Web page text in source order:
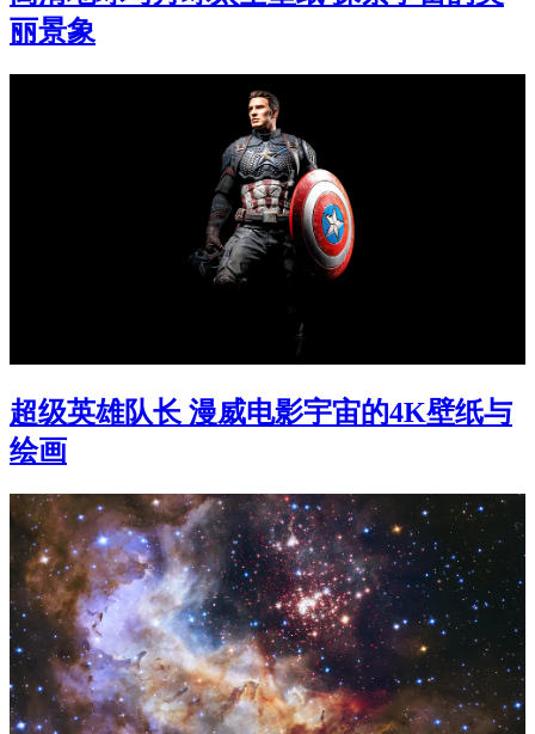
丽景象
超级英雄队长 漫威电影宇宙的4K壁纸与
绘画